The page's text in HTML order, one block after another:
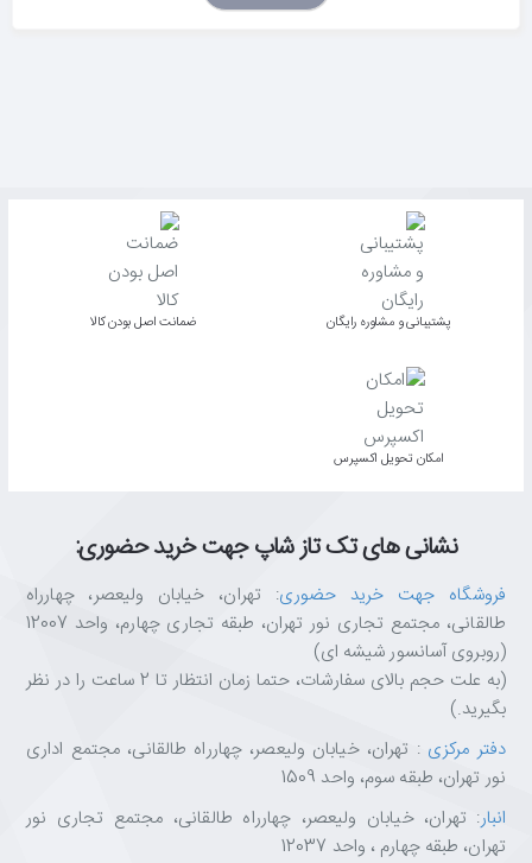
پشتیبانی و مشاوره رایگان ﺿﻤﺎﻧﺖ اﺻﻞ ﺑﻮدن ﮐﺎﻟﺎ
اﻣﮑﺎن ﺗﺤﻮﯾﻞ اﮐﺴﭙﺮس
نشانی های تک تاز شاپ جهت خرید حضوری:
فروشگاه جهت خرید حضوری: تهران، خیابان ولیعصر، چهارراه
طالقانی، مجتمع تجاری نور تهران، طبقه تجاری چهارم، واحد 12007
(روبروی آسانسور شیشه ای)
(به علت حجم بالای سفارشات، حتما زمان انتظار تا 2 ساعت را در نظر
بگیرید.)
دفتر مرکزی : تهران، خیابان ولیعصر، چهارراه طالقانی، مجتمع اداری
نور تهران، طبقه سوم، واحد 1509
انبار: تهران، خیابان ولیعصر، چهارراه طالقانی، مجتمع تجاری نور
تهران، طبقه چهارم ، واحد 12037